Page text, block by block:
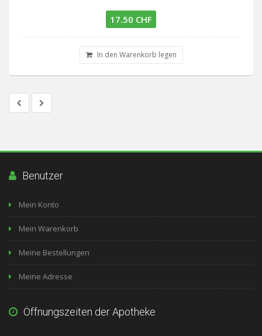
17.50 CHF
In den Warenkorb legen
Benutzer
Mein Konto
Mein Warenkorb
Meine Bestellungen
Meine Adresse
Öffnungszeiten der Apotheke